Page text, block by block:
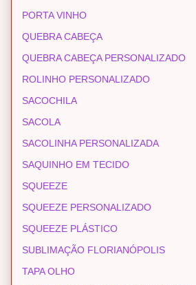
PORTA VINHO
QUEBRA CABEÇA
QUEBRA CABEÇA PERSONALIZADO
ROLINHO PERSONALIZADO
SACOCHILA
SACOLA
SACOLINHA PERSONALIZADA
SAQUINHO EM TECIDO
SQUEEZE
SQUEEZE PERSONALIZADO
SQUEEZE PLÁSTICO
SUBLIMAÇÃO FLORIANÓPOLIS
TAPA OLHO